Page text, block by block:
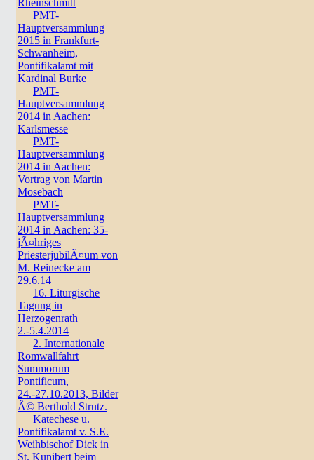
Rheinschmitt
PMT-
Hauptversammlung
2015 in Frankfurt-
Schwanheim,
Pontifikalamt mit
Kardinal Burke
PMT-
Hauptversammlung
2014 in Aachen:
Karlsmesse
PMT-
Hauptversammlung
2014 in Aachen:
Vortrag von Martin
Mosebach
PMT-
Hauptversammlung
2014 in Aachen: 35-
jÃ¤hriges
PriesterjubilÃ¤um von
M. Reinecke am
29.6.14
16. Liturgische
Tagung in
Herzogenrath
2.-5.4.2014
2. Internationale
Romwallfahrt
Summorum
Pontificum,
24.-27.10.2013, Bilder
Â© Berthold Strutz.
Katechese u.
Pontifikalamt v. S.E.
Weihbischof Dick in
St. Kunibert beim